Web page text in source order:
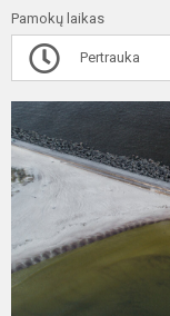
Pamokų laikas
Pertrauka